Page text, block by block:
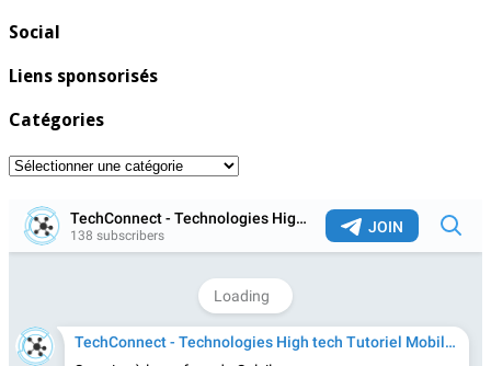
Social
Liens sponsorisés
Catégories
Catégories